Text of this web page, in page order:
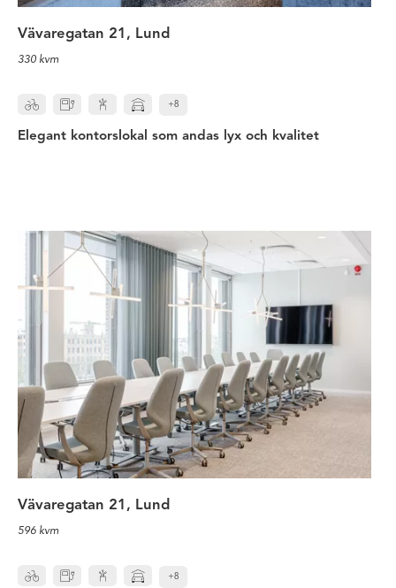
Vävaregatan 21, Lund
330 kvm
+8
Elegant kontorslokal som andas lyx och kvalitet
Missa inte möjligheten att flytta
Vävaregatan 21, Lund
596 kvm
+8